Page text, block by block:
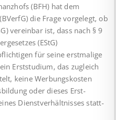
(BFH) hat dem
die Frage vorgelegt, ob
vereinbar ist, dass nach § 9
(EStG)
für seine erstmalige
Erststudium, das zugleich
keine Werbungs­kosten
oder dieses Erst­
Dienstverhältnisses statt­